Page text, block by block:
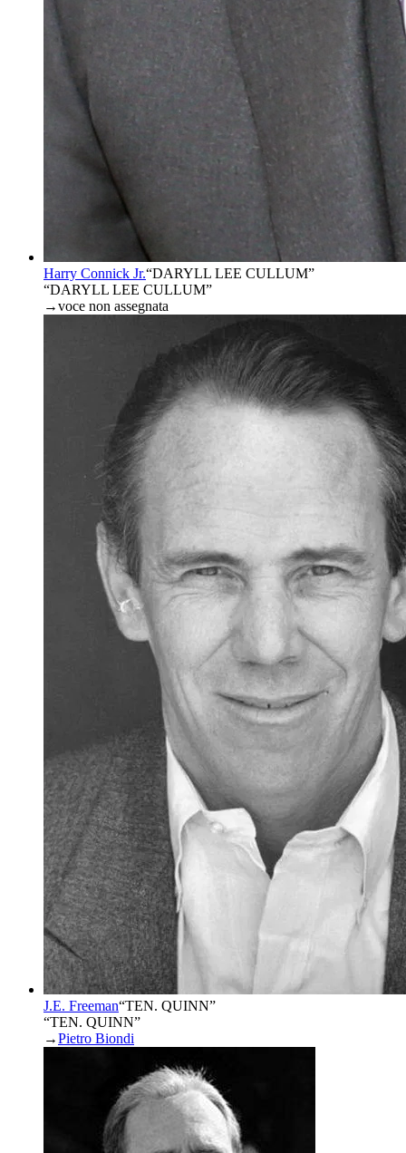
Harry Connick Jr.“DARYLL LEE CULLUM”
“DARYLL LEE CULLUM”
→voce non assegnata
J.E. Freeman“TEN. QUINN”
“TEN. QUINN”
→Pietro Biondi